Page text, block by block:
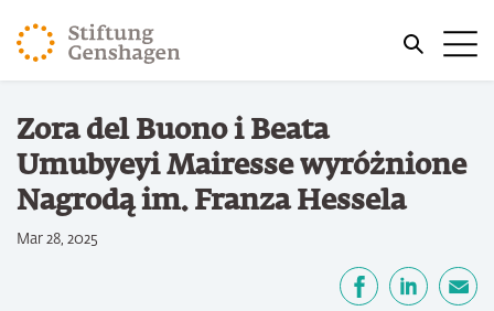
PRZJDŹ DO TREŚCI GŁÓWNEJ
PRZEJDŹ DO WYSZUKIWARKI
Jesteś tutaj
Strona główna
Zora del Buono i Beata
Umubyeyi Mairesse wyróżnione
Nagrodą im. Franza Hessela
Mar 28, 2025